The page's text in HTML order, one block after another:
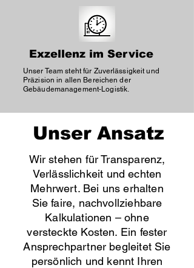
Exzellenz im Service
Unser Team steht für Zuverlässigkeit und
Präzision in allen Bereichen der
Gebäudemanagement-Logistik.
Unser Ansatz
Wir stehen für Transparenz,
Verlässlichkeit und echten
Mehrwert. Bei uns erhalten
Sie faire, nachvollziehbare
Kalkulationen – ohne
versteckte Kosten. Ein fester
Ansprechpartner begleitet Sie
persönlich und kennt Ihren